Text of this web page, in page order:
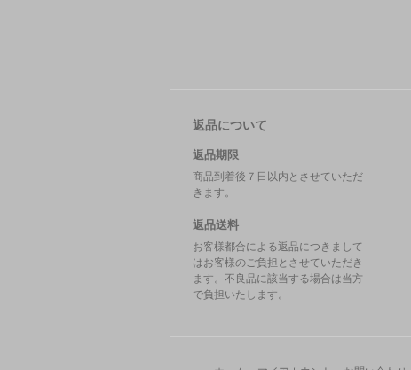
返品について
返品期限
商品到着後７日以内とさせていただ
きます。
返品送料
お客様都合による返品につきまして
はお客様のご負担とさせていただき
ます。不良品に該当する場合は当方
で負担いたします。